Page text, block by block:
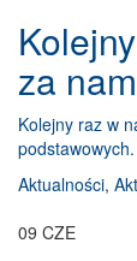
za
Kolejny raz w
Aktualności,
09 CZE